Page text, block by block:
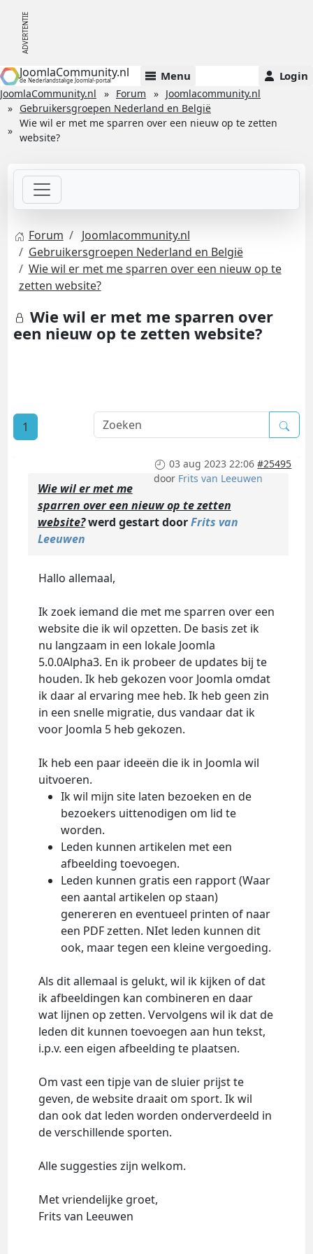
JoomlaCommunity.nl
de Nederlandstalige Joomla!-portal Menu Login
JoomlaCommunity.nl Forum
Joomlacommunity.nl
Gebruikersgroepen Nederland en België
Wie wil er met me sparren over een nieuw op te zetten
website?
Forum
Joomlacommunity.nl
Gebruikersgroepen Nederland en België
Wie wil er met me sparren over een nieuw op te
zetten website?
Wie wil er met me sparren over
een nieuw op te zetten website?
1
03 aug 2023 22:06 #25495
door Frits van Leeuwen
Wie wil er met me
sparren over een nieuw op te zetten
website?werd gestart doorFrits van
Leeuwen
Hallo allemaal,
Ik zoek iemand die met me sparren over een
website die ik wil opzetten. De basis zet ik
nu langzaam in een lokale Joomla
5.0.0Alpha3. En ik probeer de updates bij te
houden. Ik heb gekozen voor Joomla omdat
ik daar al ervaring mee heb. Ik heb geen zin
in een snelle migratie, dus vandaar dat ik
voor Joomla 5 heb gekozen.
Ik heb een paar ideeën die ik in Joomla wil
uitvoeren.
Ik wil mijn site laten bezoeken en de
bezoekers uittenodigen om lid te
worden.
Leden kunnen artikelen met een
afbeelding toevoegen.
Leden kunnen gratis een rapport (Waar
een aantal artikelen op staan)
genereren en eventueel printen of naar
een PDF zetten. NIet leden kunnen dit
ook, maar tegen een kleine vergoeding.
Als dit allemaal is gelukt, wil ik kijken of dat
ik afbeeldingen kan combineren en daar
wat lijnen op zetten. Vervolgens wil ik dat de
leden dit kunnen toevoegen aan hun tekst,
i.p.v. een eigen afbeelding te plaatsen.
Om vast een tipje van de sluier prijst te
geven, de website draait om sport. Ik wil
dan ook dat leden worden onderverdeeld in
de verschillende sporten.
Alle suggesties zijn welkom.
Met vriendelijke groet,
Frits van Leeuwen